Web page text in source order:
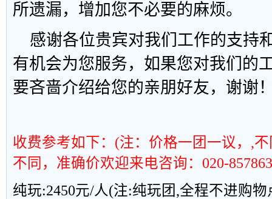
所遗漏，增加您不必要的麻烦。
感谢各位贵宾对我们工作的支持
有机会为您服务，如果您对我们的
要吝啬介绍给您的亲朋好友，谢谢
收费参考如下： (注：价格一团一议， ,
不同，准确价欢迎来电咨询： 020-
纯玩:2450元/人(注:纯玩团 ,全程不进购物